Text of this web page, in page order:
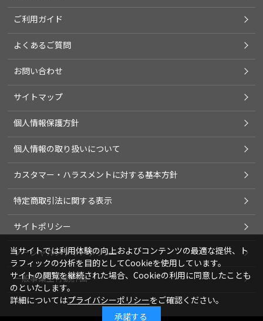
ご利用ガイド
よくあるご質問
お問い合わせ
サイトマップ
個人情報保護方針
個人情報の取り扱いについて
カスタマー・ハラスメントに対する基本方針
特定商取引法に関する表示
サイトポリシー
ソーシャルメディアポリシー
一般事業主行動計画
当サイトでは利用体験の向上およびコンテンツの最適な提供、ト
ラフィックの分析を目的としてCookieを使用しています。
サイトの閲覧を継続された場合、Cookieの利用に同意したことも
のといたします。
詳細についてはプライバシーポリシーをご確認ください。
承諾する